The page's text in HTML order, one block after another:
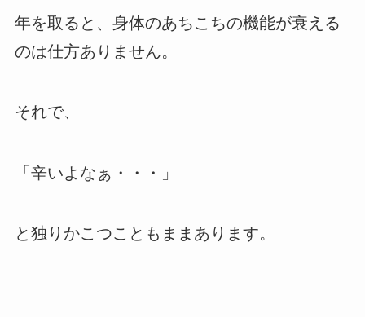
年を取ると、身体のあちこちの機能が衰える
のは仕方ありません。
それで、
「辛いよなぁ・・・」
と独りかこつこともままあります。